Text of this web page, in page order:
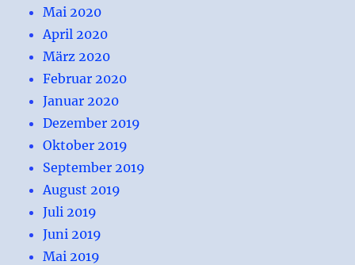
Mai 2020
April 2020
März 2020
Februar 2020
Januar 2020
Dezember 2019
Oktober 2019
September 2019
August 2019
Juli 2019
Juni 2019
Mai 2019